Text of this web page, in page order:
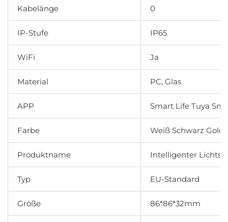
Kabelänge 0
IP-Stufe IP65
WiFi Ja
Material PC, Glas
APP Smart Life Tuya
Farbe Weiß Schwarz Gold
Produktname Intelligenter
Typ EU-Standard
Größe 86*86*32mm